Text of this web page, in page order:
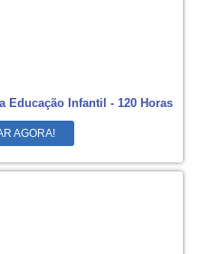
Educação Infantil - 120 Horas
AGORA!